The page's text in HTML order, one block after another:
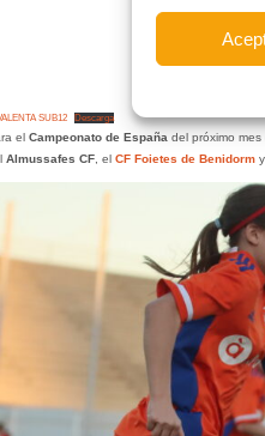
SUB12 Descarga
el Campeonato de España del próximo
Almussafes CF, el CF Foietes de Benidormy